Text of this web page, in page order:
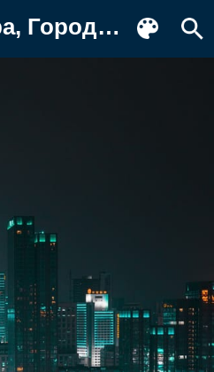
Городской Обои